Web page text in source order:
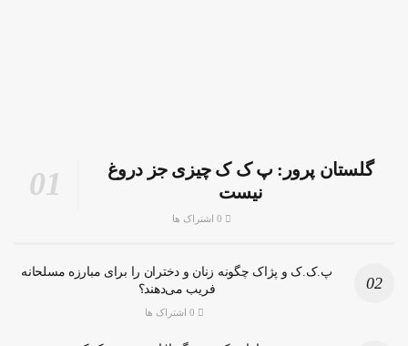
گلستان پرور: پ ک ک چیزی جز دروغ
نیست
پ.ک.ک و پژاک چگونه زنان و دختران را برای مبارزه مسلحانه
فریب می‌دهند؟